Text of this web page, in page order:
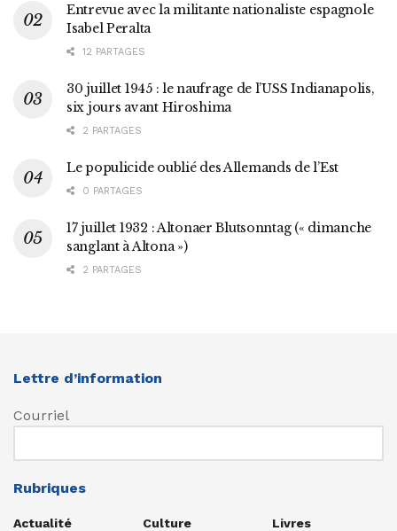
Entrevue avec la militante nationaliste espagnole
Isabel Peralta
12 PARTAGES
30 juillet 1945 : le naufrage de l’USS Indianapolis,
six jours avant Hiroshima
2 PARTAGES
Le populicide oublié des Allemands de l’Est
0 PARTAGES
17 juillet 1932 : Altonaer Blutsonntag (« dimanche
sanglant à Altona »)
2 PARTAGES
Lettre d’information
Courriel
Rubriques
Actualité
Culture
Livres